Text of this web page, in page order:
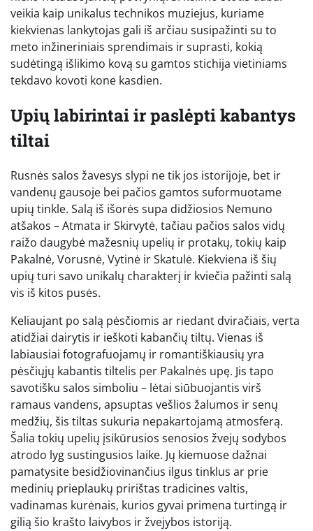
veikia kaip unikalus technikos muziejus, kuriame
kiekvienas lankytojas gali iš arčiau susipažinti su to
meto inžineriniais sprendimais ir suprasti, kokią
sudėtingą išlikimo kovą su gamtos stichija vietiniams
tekdavo kovoti kone kasdien.
Upių labirintai ir paslėpti kabantys
tiltai
Rusnės salos žavesys slypi ne tik jos istorijoje, bet ir
vandenų gausoje bei pačios gamtos suformuotame
upių tinkle. Salą iš išorės supa didžiosios Nemuno
atšakos – Atmata ir Skirvytė, tačiau pačios salos vidų
raižo daugybė mažesnių upelių ir protakų, tokių kaip
Pakalnė, Vorusnė, Vytinė ir Skatulė. Kiekviena iš šių
upių turi savo unikalų charakterį ir kviečia pažinti salą
vis iš kitos pusės.
Keliaujant po salą pėsčiomis ar riedant dviračiais, verta
atidžiai dairytis ir ieškoti kabančių tiltų. Vienas iš
labiausiai fotografuojamų ir romantiškiausių yra
pėsčiųjų kabantis tiltelis per Pakalnės upę. Jis tapo
savotišku salos simboliu – lėtai siūbuojantis virš
ramaus vandens, apsuptas vešlios žalumos ir senų
medžių, šis tiltas sukuria nepakartojamą atmosferą.
Šalia tokių upelių įsikūrusios senosios žvejų sodybos
atrodo lyg sustingusios laike. Jų kiemuose dažnai
pamatysite besidžiovinančius ilgus tinklus ar prie
medinių prieplaukų pririštas tradicines valtis,
vadinamas kurėnais, kurios gyvai primena turtingą ir
gilią šio krašto laivybos ir žvejybos istoriją.